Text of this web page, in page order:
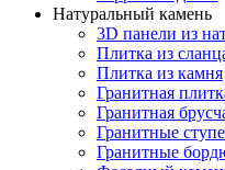
Натуральный камень
3D панели из
Плитка из
Плитка из камня
Гранитная
Гранитная
Гранитные
Гранитные